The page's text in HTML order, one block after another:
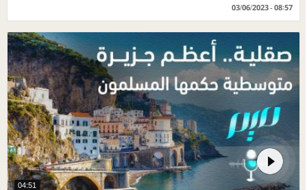
03/06/2023 - 08:57
04:51